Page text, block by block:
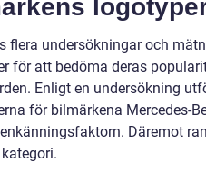
flera undersökningar och
för att bedöma deras
Enligt en undersökning
för bilmärkena Mercedes-
Däremot